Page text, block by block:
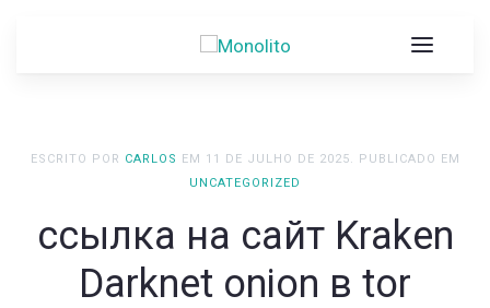
ESCRITO POR CARLOS EM 11 DE JULHO DE 2025. PUBLICADO EM
UNCATEGORIZED
ссылка на сайт Kraken
Darknet onion в tor